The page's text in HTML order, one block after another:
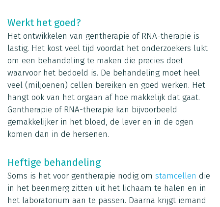
Werkt het goed?
Het ontwikkelen van gentherapie of RNA-therapie is
lastig. Het kost veel tijd voordat het onderzoekers lukt
om een behandeling te maken die precies doet
waarvoor het bedoeld is. De behandeling moet heel
veel (miljoenen) cellen bereiken en goed werken. Het
hangt ook van het orgaan af hoe makkelijk dat gaat.
Gentherapie of RNA-therapie kan bijvoorbeeld
gemakkelijker in het bloed, de lever en in de ogen
komen dan in de hersenen.
Heftige behandeling
Soms is het voor gentherapie nodig om stamcellen die
in het beenmerg zitten uit het lichaam te halen en in
het laboratorium aan te passen. Daarna krijgt iemand